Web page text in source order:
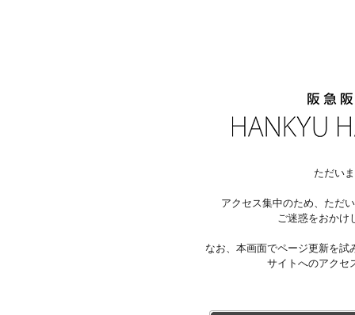
ただい
アクセス集中のため、ただ
ご迷惑をおかけ
なお、本画面でページ更新を
サイトへのアクセ